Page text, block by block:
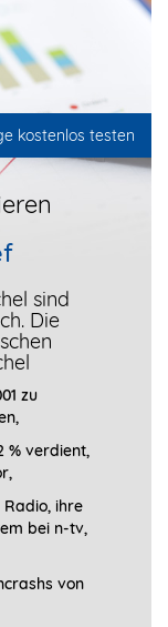
kostenlos testen
sind
Die
zu
% verdient,
ihre
bei n-tv,
von